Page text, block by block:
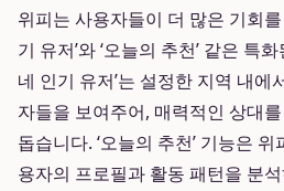
위피는 사용자들이 더 많은 기회
기 유저’와 ‘오늘의 추천’ 같은 특
네 인기 유저’는 설정한 지역 내에
자들을 보여주어, 매력적인 상대
돕습니다. ‘오늘의 추천’ 기능은
용자의 프로필과 활동 패턴을 분